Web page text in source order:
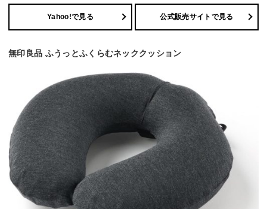
Yahoo!で見る 公式販売サイトで見る
無印良品 ふうっとふくらむネッククッション